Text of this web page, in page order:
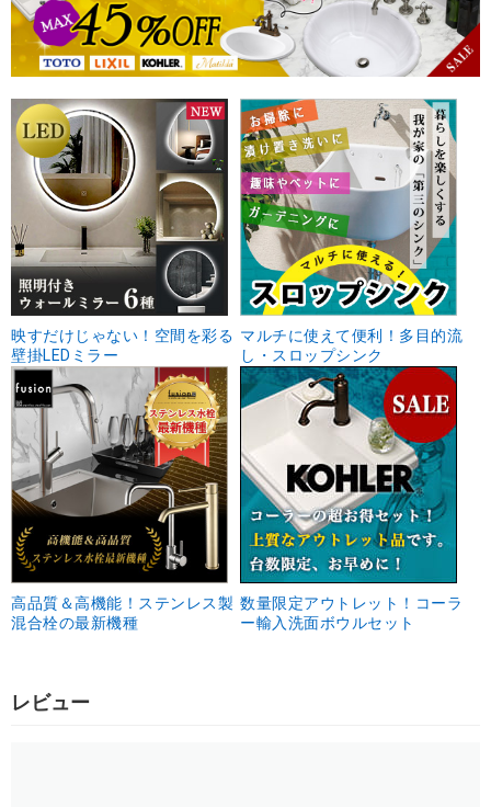
映すだけじゃない！空間を彩る
壁掛LEDミラー
マルチに使えて便利！多目的流
し・スロップシンク
高品質＆高機能！ステンレス製
混合栓の最新機種
数量限定アウトレット！コーラ
ー輸入洗面ボウルセット
レビュー